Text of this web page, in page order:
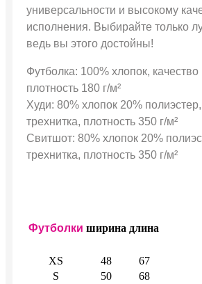
универсальности и высокому
исполнения. Выбирайте только
ведь вы этого достойны!
Футболка: 100% хлопок, качество
плотность 180 г/м²
Худи: 80% хлопок 20%
трехнитка, плотность 350 г/м²
Свитшот: 80% хлопок 20%
трехнитка, плотность 350 г/м²
Футболки ширина длина
XS 48
67
S
50
68